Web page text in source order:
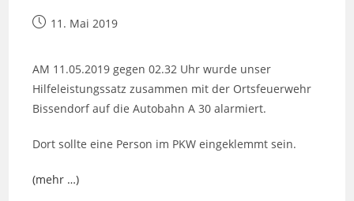
Beitrag11. Mai 2019
AM 11.05.2019 gegen 02.32 Uhr wurde unser
Hilfeleistungssatz zusammen mit der Ortsfeuerwehr
Bissendorf auf die Autobahn A 30 alarmiert.
Dort sollte eine Person im PKW eingeklemmt sein.
(mehr …)